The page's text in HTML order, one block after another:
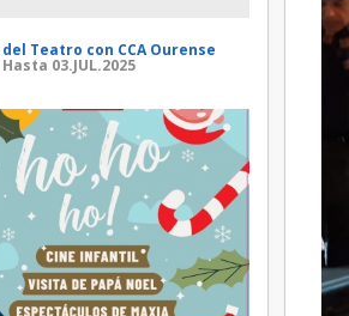
Teatro con CCA Ourense
03.JUL.2025